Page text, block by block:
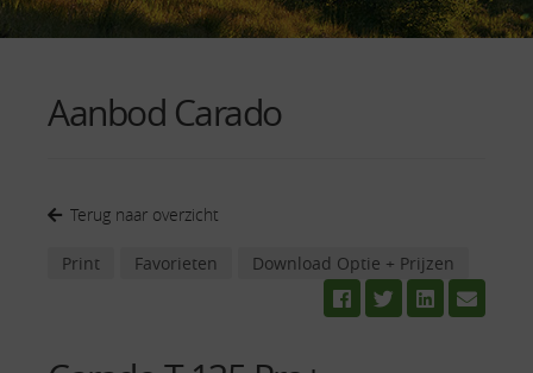
Aanbod Carado
Terug naar overzicht
Print Favorieten Download Optie + Prijzen